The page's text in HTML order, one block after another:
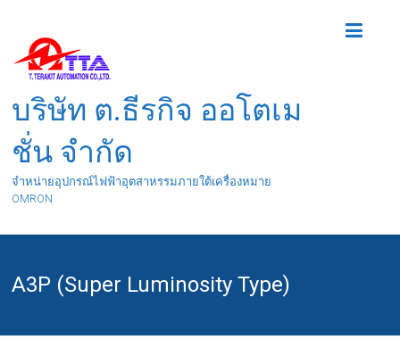
บริษัท ต.ธีรกิจ ออโตเม
ชั่น จำกัด
จำหน่ายอุปกรณ์ไฟฟ้าอุตสาหรรมภายใต้เครื่องหมาย
OMRON
A3P (Super Luminosity Type)